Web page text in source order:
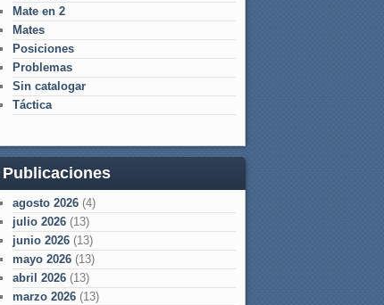
Mate en 2
Mates
Posiciones
Problemas
Sin catalogar
Táctica
Publicaciones
agosto 2026 (4)
julio 2026 (13)
junio 2026 (13)
mayo 2026 (13)
abril 2026 (13)
marzo 2026 (13)